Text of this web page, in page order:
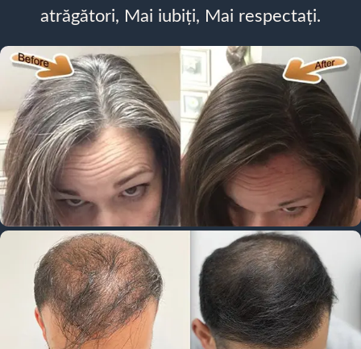
atrăgători, Mai iubiți, Mai respectați.